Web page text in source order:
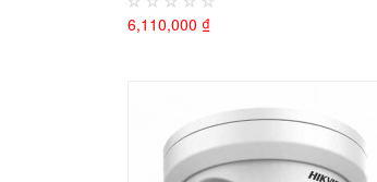
6,110,000 ₫